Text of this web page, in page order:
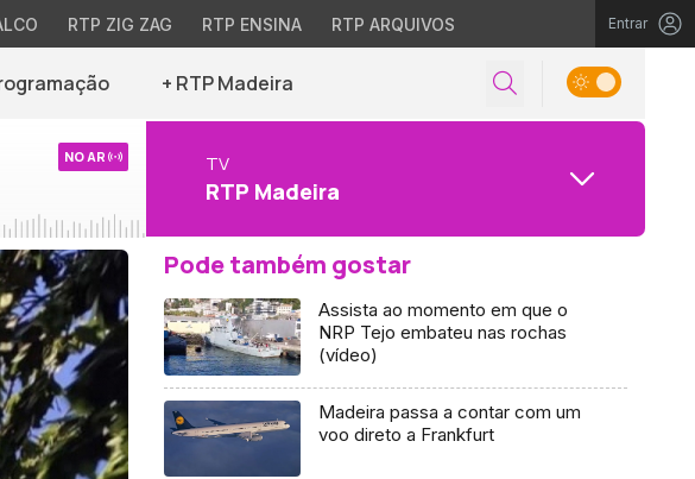
RTP ZIG ZAG RTP ENSINA RTP ARQUIVOS Entrar
+ RTP Madeira
NO AR TV
RTP Madeira
Pode também gostar
Assista ao momento em que o
NRP Tejo embateu nas rochas
(vídeo)
Madeira passa a contar com um
voo direto a Frankfurt